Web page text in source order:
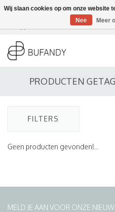
DE / EN
PRODUCTEN
FILTERS
Geen producten gevonden!...
MELD JE AAN VOOR ONZE
Wij slaan cookies op om onze website
Nee
Meer